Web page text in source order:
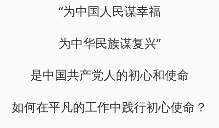
“为中国人民谋幸福
为中华民族谋复兴”
是中国共产党人的初心和使命
如何在平凡的工作中践行初心使命？